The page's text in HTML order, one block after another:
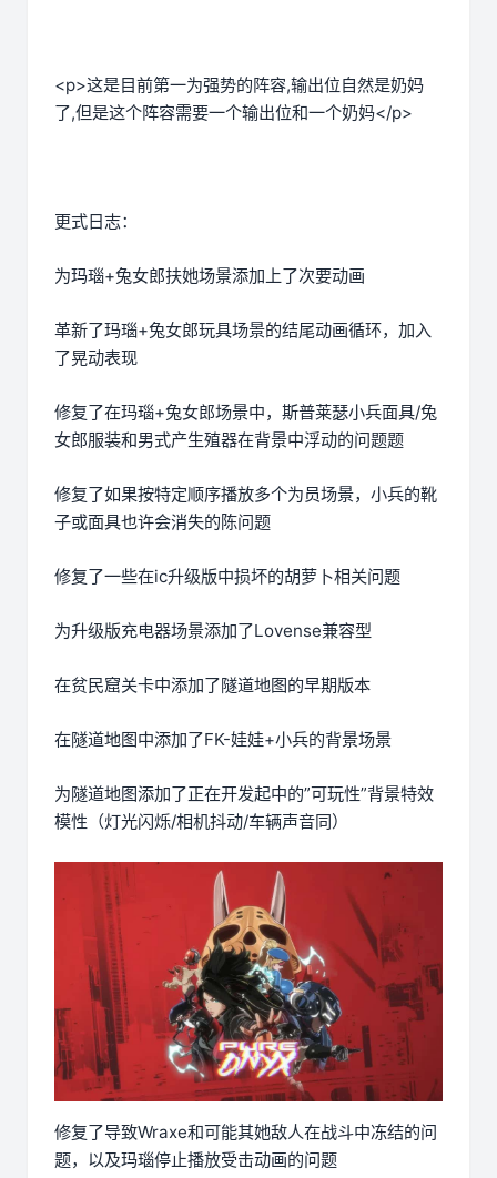
<p>这是目前第一为强势的阵容,输出位自然是奶妈
了,但是这个阵容需要一个输出位和一个奶妈</p>
更式日志：
为玛瑙+兔女郎扶她场景添加上了次要动画
革新了玛瑙+兔女郎玩具场景的结尾动画循环，加入
了晃动表现
修复了在玛瑙+兔女郎场景中，斯普莱瑟小兵面具/兔
女郎服装和男式产生殖器在背景中浮动的问题题
修复了如果按特定顺序播放多个为员场景，小兵的靴
子或面具也许会消失的陈问题
修复了一些在ic升级版中损坏的胡萝卜相关问题
为升级版充电器场景添加了Lovense兼容型
在贫民窟关卡中添加了隧道地图的早期版本
在隧道地图中添加了FK-娃娃+小兵的背景场景
为隧道地图添加了正在开发起中的”可玩性”背景特效
模性（灯光闪烁/相机抖动/车辆声音同）
修复了导致Wraxe和可能其她敌人在战斗中冻结的问
题，以及玛瑙停止播放受击动画的问题